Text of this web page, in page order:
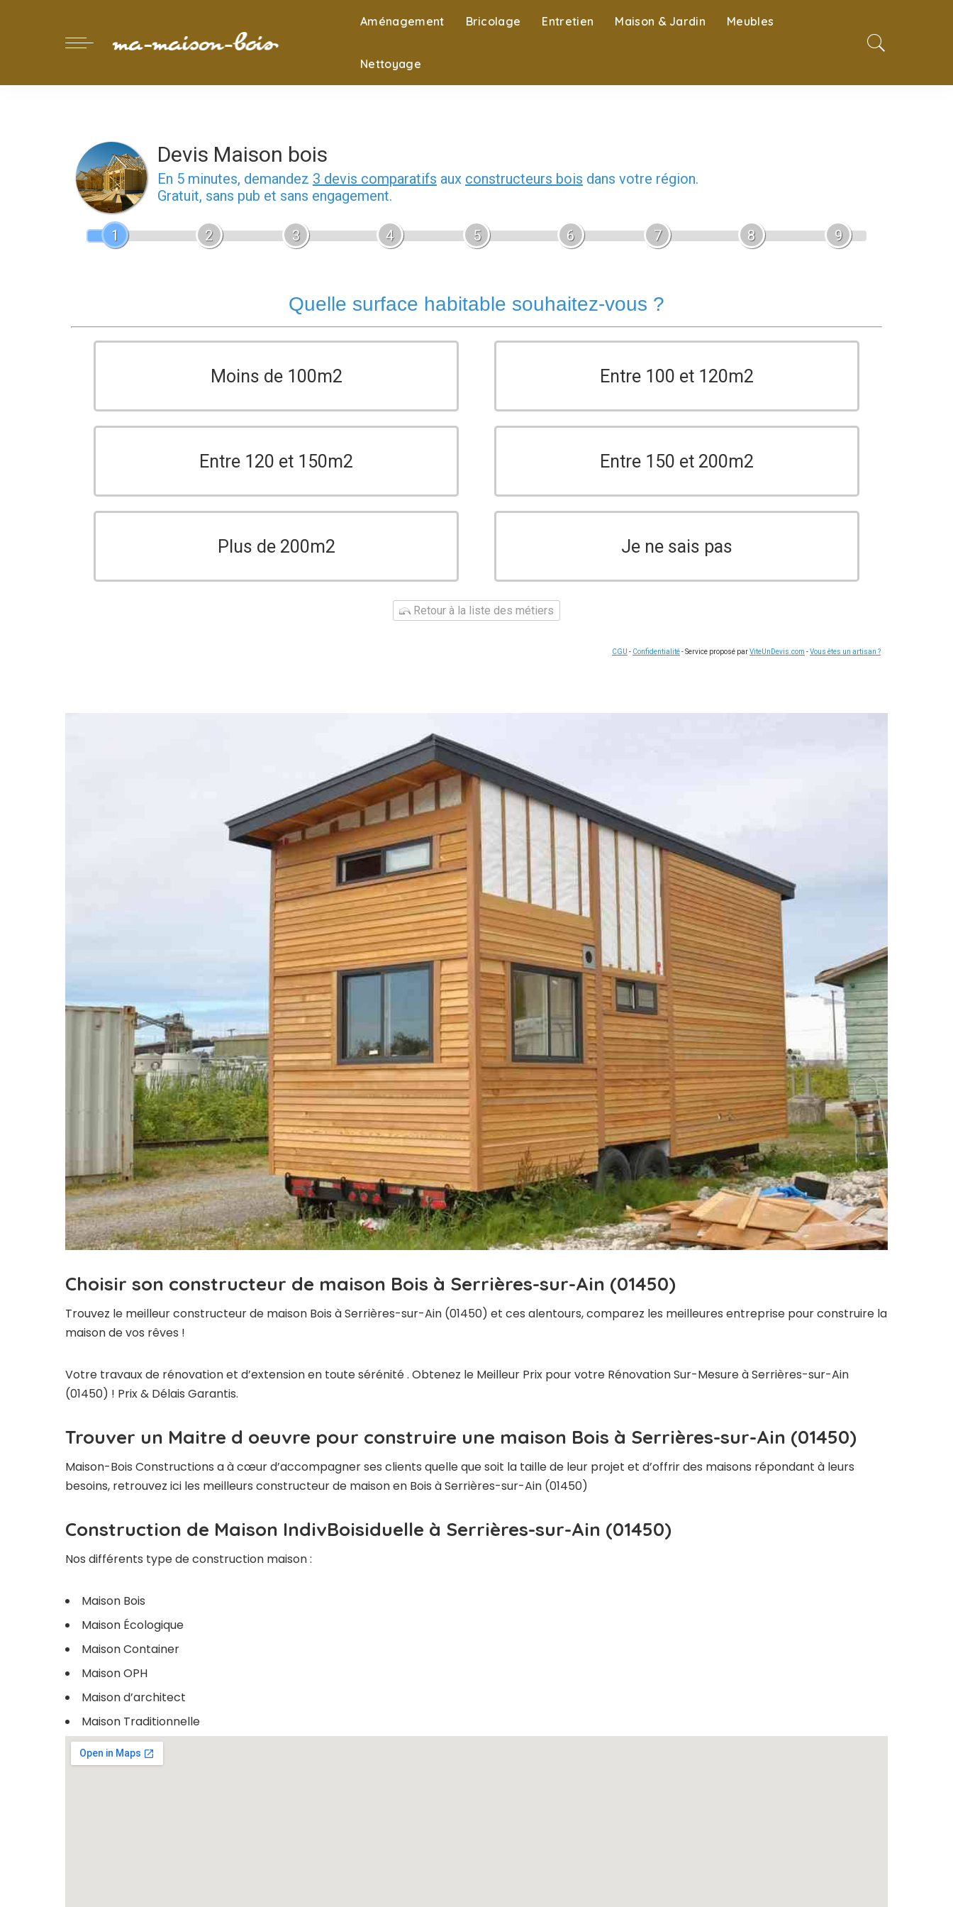
Aménagement Bricolage Entretien Maison & Jardin Meubles
Nettoyage
Devis Maison bois
En 5 minutes, demandez 3 devis comparatifs aux constructeurs bois dans votre région.
Gratuit, sans pub et sans engagement.
1 2 3 4 5 6 7 8 9
Quelle surface habitable souhaitez-vous ?
Moins de 100m2 Entre 100 et 120m2
Entre 120 et 150m2 Entre 150 et 200m2
Plus de 200m2 Je ne sais pas
Retour à la liste des métiers
CGU - Confidentialité- Service proposé parViteUnDevis.com -Vous êtes un artisan ?
Choisir son constructeur de maison Bois à Serrières-sur-Ain (01450)
Trouvez le meilleur constructeur de maison Bois à Serrières-sur-Ain (01450) et ces alentours, comparez les meilleures entreprise pour construire la
maison de vos rêves !
Votre travaux de rénovation et d’extension en toute sérénité . Obtenez le Meilleur Prix pour votre Rénovation Sur-Mesure à Serrières-sur-Ain
(01450) ! Prix & Délais Garantis.
Trouver un Maitre d oeuvre pour construire une maison Bois à Serrières-sur-Ain (01450)
Maison-Bois Constructions a à cœur d’accompagner ses clients quelle que soit la taille de leur projet et d’offrir des maisons répondant à leurs
besoins, retrouvez ici les meilleurs constructeur de maison en Bois à Serrières-sur-Ain (01450)
Construction de Maison IndivBoisiduelle à Serrières-sur-Ain (01450)
Nos différents type de construction maison :
Maison Bois
Maison Écologique
Maison Container
Maison OPH
Maison d’architect
Maison Traditionnelle